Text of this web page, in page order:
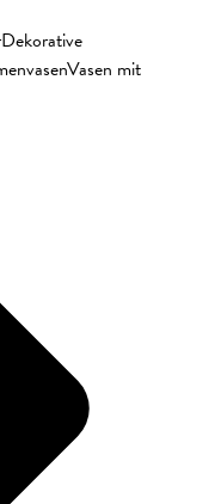
Dekorative
Vasen mit